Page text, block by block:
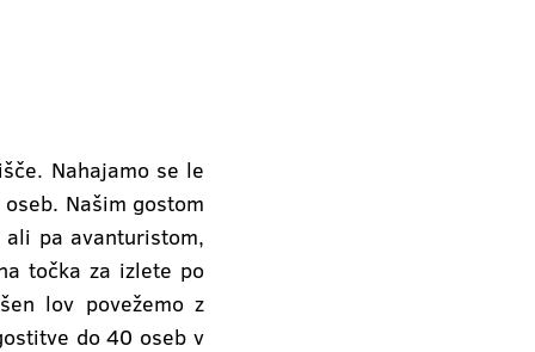
Nahajamo se le
Našim gostom
pa avanturistom,
točka za izlete po
lov povežemo z
do 40 oseb v